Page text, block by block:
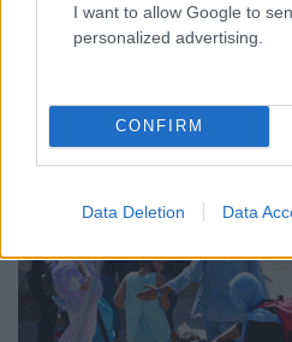
I want to allow Google to
personalized advertising.
CONFIRM
Data Deletion Data
703 αιτούντες άσυλο
Λέσβο στον Πειραιά